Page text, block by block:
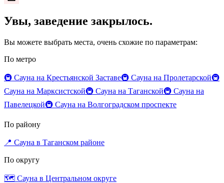
Увы, заведение закрылось.
Вы можете выбрать места, очень схожие по параметрам:
По метро
🚇 Сауна на Крестьянской Заставе🚇 Сауна на Пролетарской🚇
Сауна на Марксистской🚇 Сауна на Таганской🚇 Сауна на
Павелецкой🚇 Сауна на Волгоградском проспекте
По району
📍 Сауна в Таганском районе
По округу
🗺️ Сауна в Центральном округе